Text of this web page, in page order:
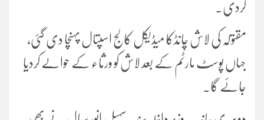
کردی۔
مقتولہ کی لاش چانڈکا میڈیکل کالج اسپتال پہنچا دی گئی،
جہاں پوسٹ مارٹم کے بعد لاش کو ورثاء کے حوالے کردیا
جائے گا۔